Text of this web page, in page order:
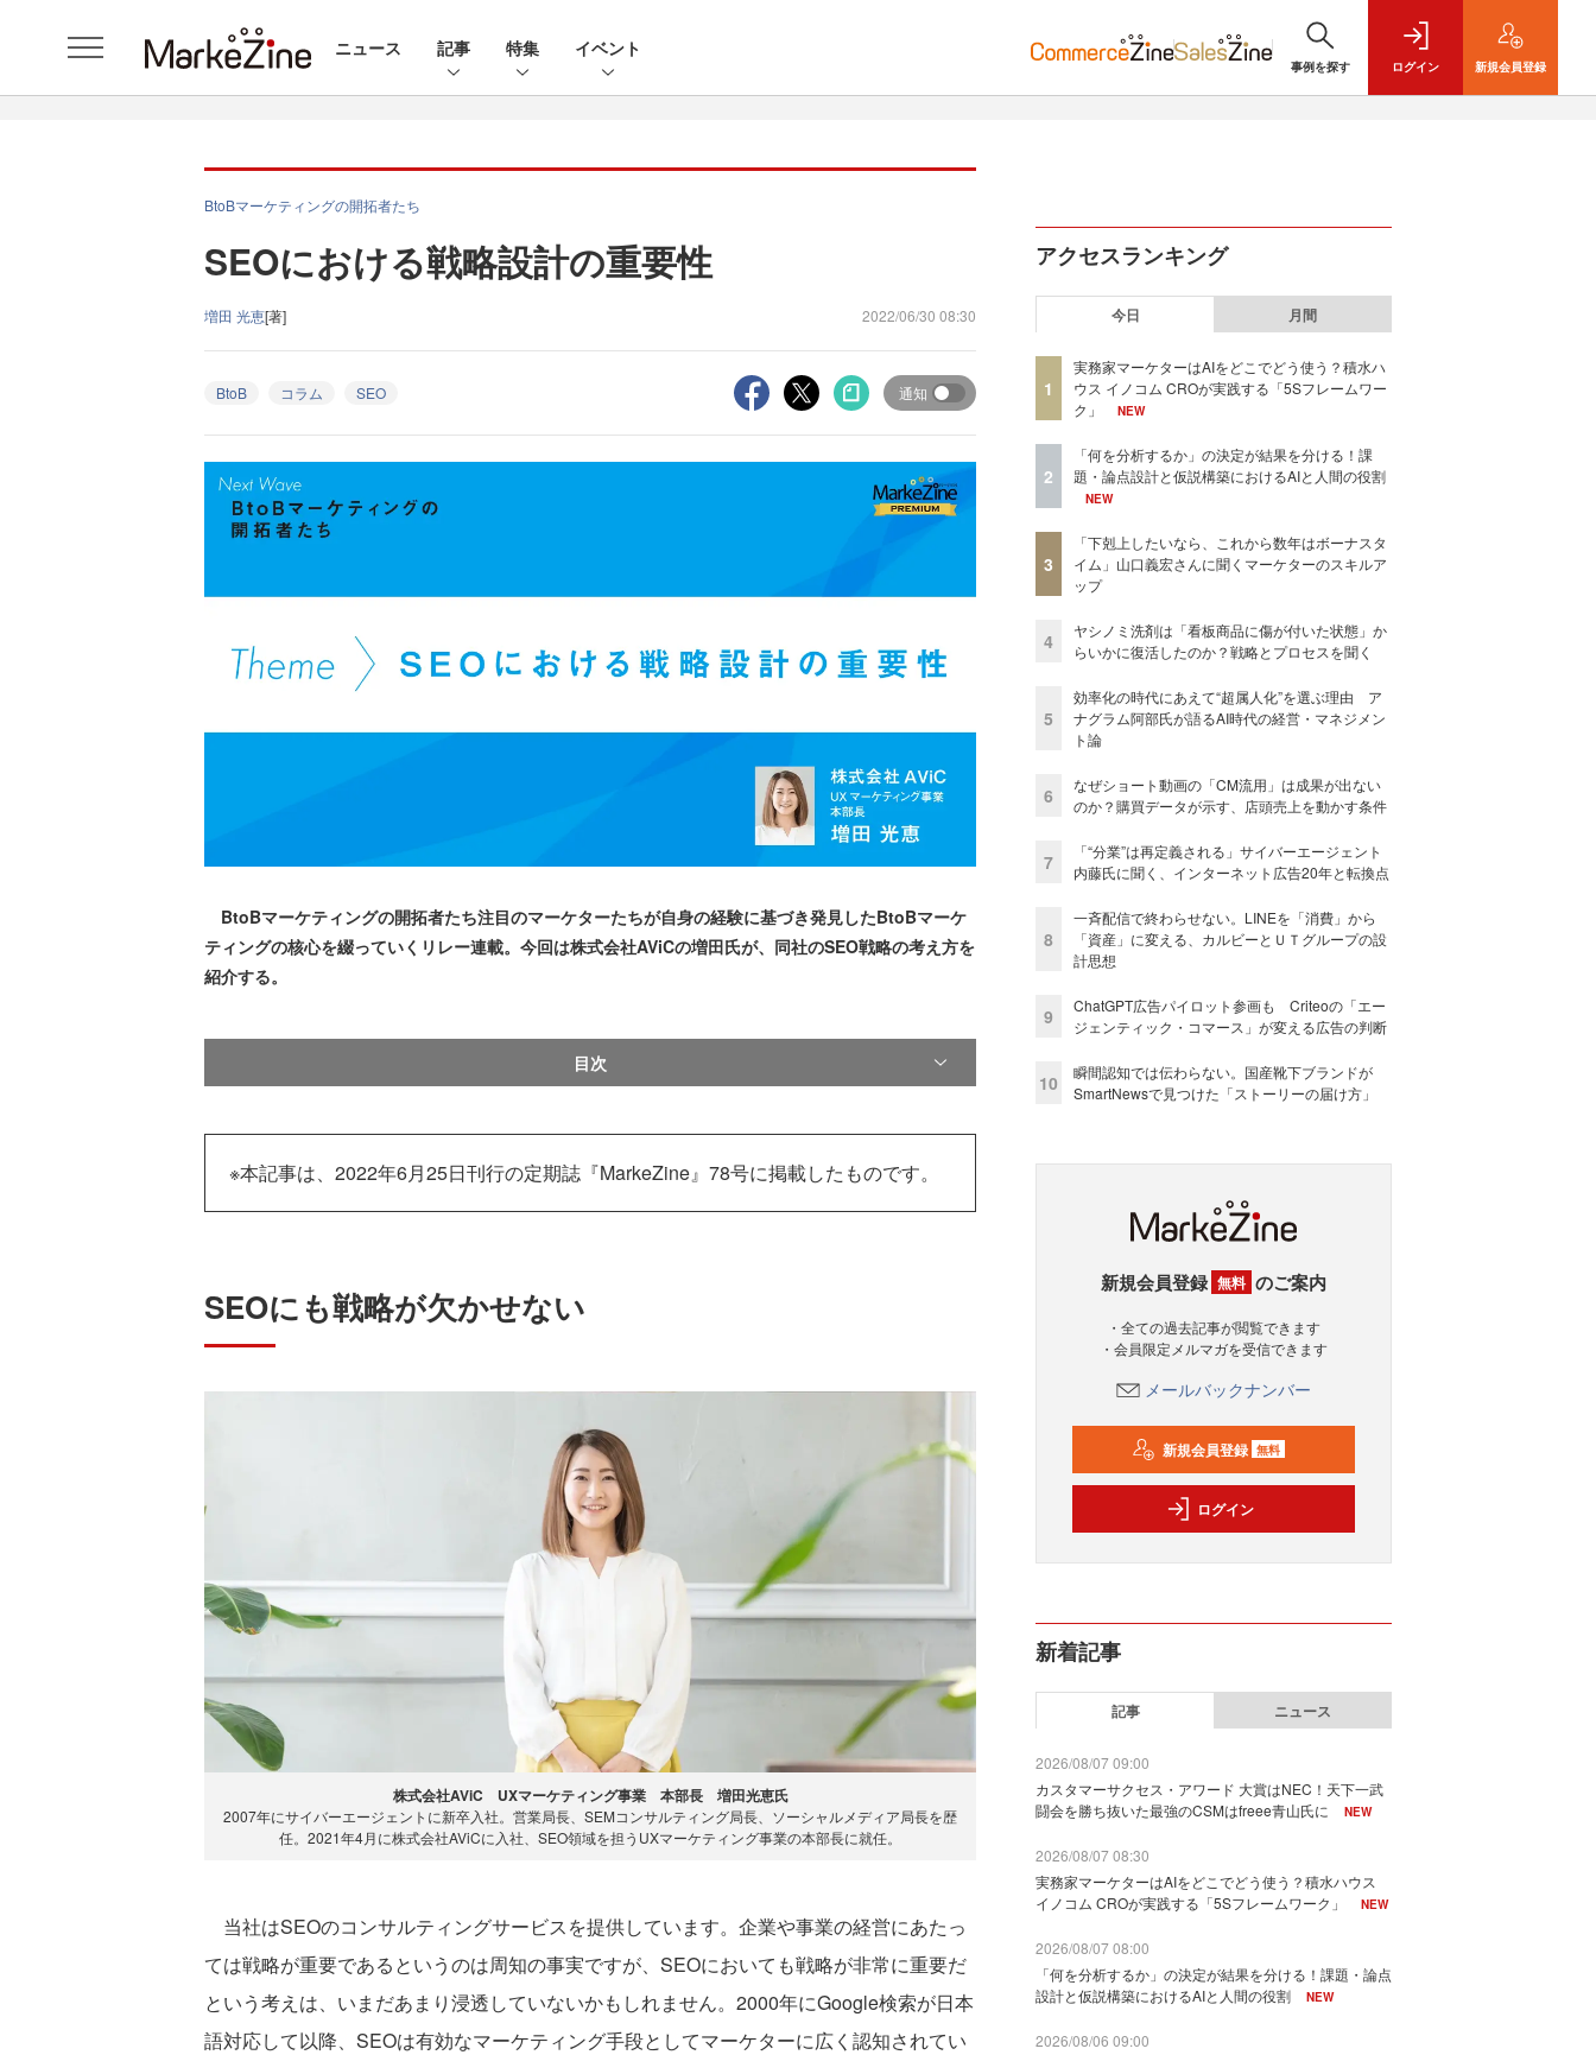
ニュース 記事 特集 イベント
事例を探す ログイン 新規会員登録
BtoBマーケティングの開拓者たち
SEOにおける戦略設計の重要性
増田 光恵[著] 2022/06/30 08:30
BtoB コラム SEO 通知
BtoBマーケティングの開拓者たち注目のマーケターたちが自身の経験に基づき発見したBtoBマーケ
ティングの核心を綴っていくリレー連載。今回は株式会社AViCの増田氏が、同社のSEO戦略の考え方を
紹介する。
目次
※本記事は、2022年6月25日刊行の定期誌『MarkeZine』78号に掲載したものです。
SEOにも戦略が欠かせない
株式会社AViC UXマーケティング事業 本部長 増田光恵氏
2007年にサイバーエージェントに新卒入社。営業局長、SEMコンサルティング局長、ソーシャルメディア局長を歴
任。2021年4月に株式会社AViCに入社、SEO領域を担うUXマーケティング事業の本部長に就任。
当社はSEOのコンサルティングサービスを提供しています。企業や事業の経営にあたっ
ては戦略が重要であるというのは周知の事実ですが、SEOにおいても戦略が非常に重要だ
という考えは、いまだあまり浸透していないかもしれません。2000年にGoogle検索が日本
語対応して以降、SEOは有効なマーケティング手段としてマーケターに広く認知されてい
アクセスランキング
今日 月間
1
実務家マーケターはAIをどこでどう使う？積水ハ
ウス イノコム CROが実践する「5Sフレームワー
ク」
NEW
2
「何を分析するか」の決定が結果を分ける！課
題・論点設計と仮説構築におけるAIと人間の役割
NEW
3
「下剋上したいなら、これから数年はボーナスタ
イム」山口義宏さんに聞くマーケターのスキルア
ップ
4
ヤシノミ洗剤は「看板商品に傷が付いた状態」か
らいかに復活したのか？戦略とプロセスを聞く
5
効率化の時代にあえて“超属人化”を選ぶ理由 ア
ナグラム阿部氏が語るAI時代の経営・マネジメン
ト論
6
なぜショート動画の「CM流用」は成果が出ない
のか？購買データが示す、店頭売上を動かす条件
7
「“分業”は再定義される」サイバーエージェント
内藤氏に聞く、インターネット広告20年と転換点
8
一斉配信で終わらせない。LINEを「消費」から
「資産」に変える、カルビーとＵＴグループの設
計思想
9
ChatGPT広告パイロット参画も Criteoの「エー
ジェンティック・コマース」が変える広告の判断
10
瞬間認知では伝わらない。国産靴下ブランドが
SmartNewsで見つけた「ストーリーの届け方」
新規会員登録 無料 のご案内
・全ての過去記事が閲覧できます
・会員限定メルマガを受信できます
メールバックナンバー
新規会員登録 無料
ログイン
新着記事
記事 ニュース
2026/08/07 09:00
カスタマーサクセス・アワード 大賞はNEC！天下一武
闘会を勝ち抜いた最強のCSMはfreee青山氏に
NEW
2026/08/07 08:30
実務家マーケターはAIをどこでどう使う？積水ハウス
イノコム CROが実践する「5Sフレームワーク」
NEW
2026/08/07 08:00
「何を分析するか」の決定が結果を分ける！課題・論点
設計と仮説構築におけるAIと人間の役割
NEW
2026/08/06 09:00